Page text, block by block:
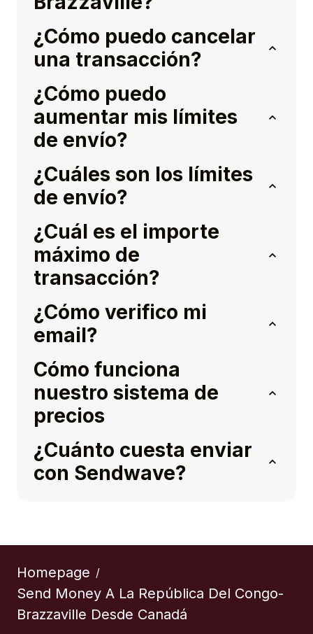
¿Cómo puedo cancelar
una transacción?
¿Cómo puedo
aumentar mis límites
de envío?
¿Cuáles son los límites
de envío?
¿Cuál es el importe
máximo de
transacción?
¿Cómo verifico mi
email?
Cómo funciona
nuestro sistema de
precios
¿Cuánto cuesta enviar
con Sendwave?
Homepage /
Send Money A La República Del Congo-
Brazzaville Desde Canadá